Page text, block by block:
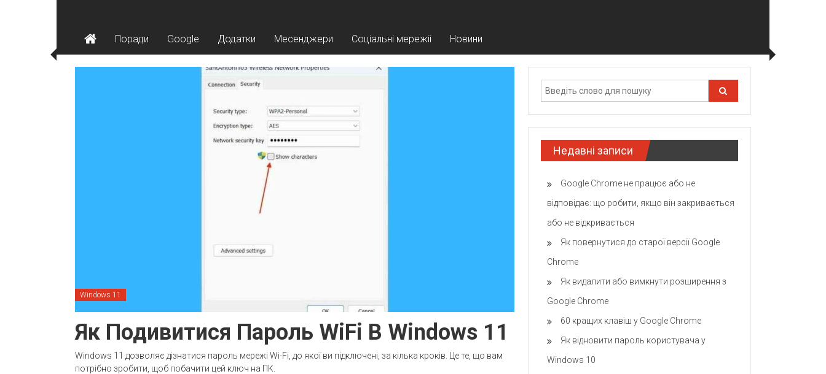
Поради Google Додатки Месенджери Соціальні мережіі Новини
Windows 11
Як Подивитися Пароль WiFi В Windows 11
Windows 11 дозволяє дізнатися пароль мережі Wi-Fi, до якої ви підключені, за кілька кроків. Це те, що вам
потрібно зробити, щоб побачити цей ключ на ПК.
Недавні записи
Google Chrome не працює або не
відповідає: що робити, якщо він закривається
або не відкривається
Як повернутися до старої версії Google
Chrome
Як видалити або вимкнути розширення з
Google Chrome
60 кращих клавіш у Google Chrome
Як відновити пароль користувача у
Windows 10